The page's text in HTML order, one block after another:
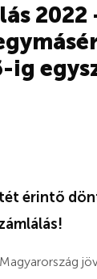
2022
ig
érintő